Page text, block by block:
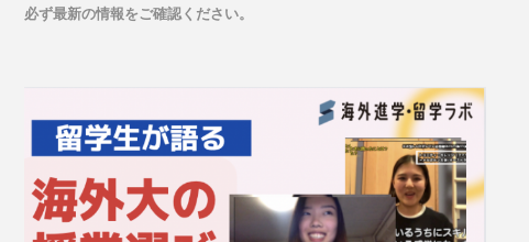
必ず最新の情報をご確認ください。